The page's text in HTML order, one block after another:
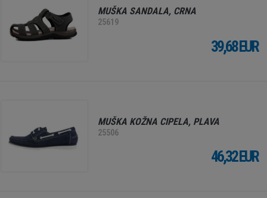
MUŠKA SANDALA, CRNA
25619
39,68 EUR
MUŠKA KOŽNA CIPELA, PLAVA
25506
46,32 EUR